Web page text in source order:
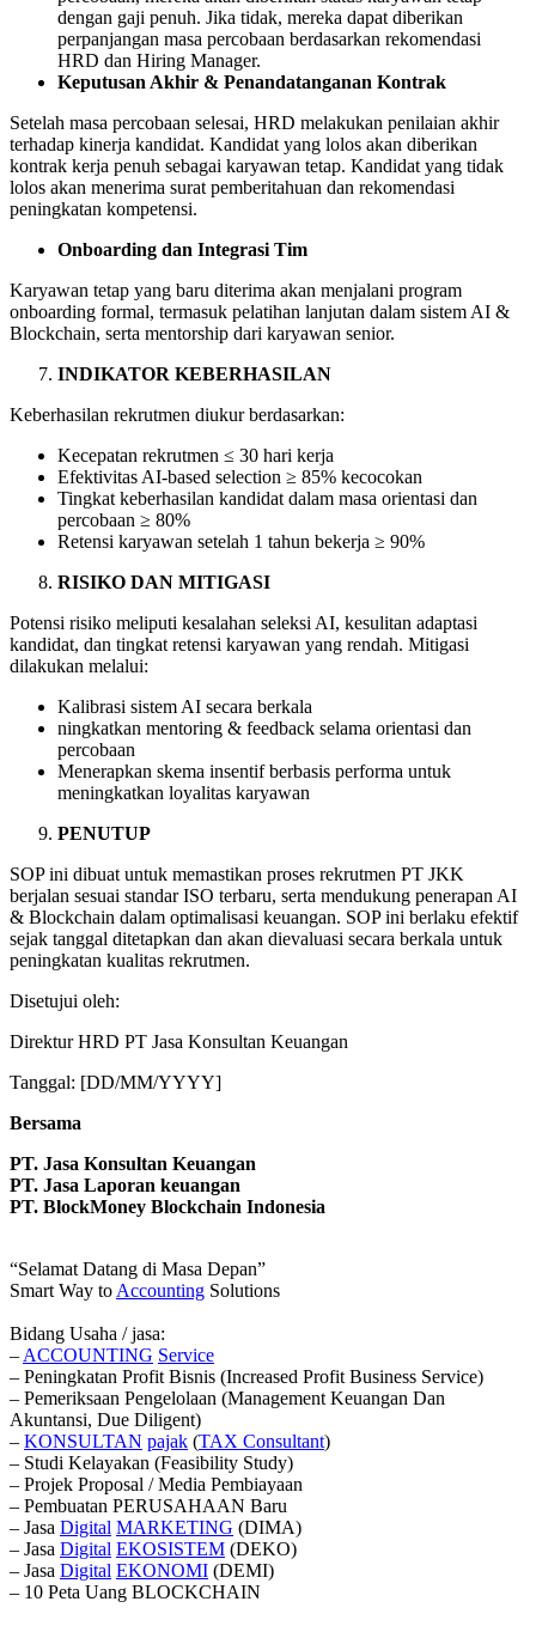
dengan gaji penuh. Jika tidak, mereka dapat diberikan
perpanjangan masa percobaan berdasarkan rekomendasi
HRD dan Hiring Manager.
Keputusan Akhir & Penandatanganan Kontrak
Setelah masa percobaan selesai, HRD melakukan penilaian akhir
terhadap kinerja kandidat. Kandidat yang lolos akan diberikan
kontrak kerja penuh sebagai karyawan tetap. Kandidat yang tidak
lolos akan menerima surat pemberitahuan dan rekomendasi
peningkatan kompetensi.
Onboarding dan Integrasi Tim
Karyawan tetap yang baru diterima akan menjalani program
onboarding formal, termasuk pelatihan lanjutan dalam sistem AI &
Blockchain, serta mentorship dari karyawan senior.
INDIKATOR KEBERHASILAN
Keberhasilan rekrutmen diukur berdasarkan:
Kecepatan rekrutmen ≤ 30 hari kerja
Efektivitas AI-based selection ≥ 85% kecocokan
Tingkat keberhasilan kandidat dalam masa orientasi dan
percobaan ≥ 80%
Retensi karyawan setelah 1 tahun bekerja ≥ 90%
RISIKO DAN MITIGASI
Potensi risiko meliputi kesalahan seleksi AI, kesulitan adaptasi
kandidat, dan tingkat retensi karyawan yang rendah. Mitigasi
dilakukan melalui:
Kalibrasi sistem AI secara berkala
ningkatkan mentoring & feedback selama orientasi dan
percobaan
Menerapkan skema insentif berbasis performa untuk
meningkatkan loyalitas karyawan
PENUTUP
SOP ini dibuat untuk memastikan proses rekrutmen PT JKK
berjalan sesuai standar ISO terbaru, serta mendukung penerapan AI
& Blockchain dalam optimalisasi keuangan. SOP ini berlaku efektif
sejak tanggal ditetapkan dan akan dievaluasi secara berkala untuk
peningkatan kualitas rekrutmen.
Disetujui oleh:
Direktur HRD PT Jasa Konsultan Keuangan
Tanggal: [DD/MM/YYYY]
Bersama
PT. Jasa Konsultan Keuangan
PT. Jasa Laporan keuangan
PT. BlockMoney Blockchain Indonesia
“Selamat Datang di Masa Depan”
Smart Way to Accounting Solutions
Bidang Usaha / jasa:
– ACCOUNTING Service
– Peningkatan Profit Bisnis (Increased Profit Business Service)
– Pemeriksaan Pengelolaan (Management Keuangan Dan
Akuntansi, Due Diligent)
– KONSULTAN pajak (TAX Consultant)
– Studi Kelayakan (Feasibility Study)
– Projek Proposal / Media Pembiayaan
– Pembuatan PERUSAHAAN Baru
– Jasa Digital MARKETING (DIMA)
– Jasa Digital EKOSISTEM (DEKO)
– Jasa Digital EKONOMI (DEMI)
– 10 Peta Uang BLOCKCHAIN